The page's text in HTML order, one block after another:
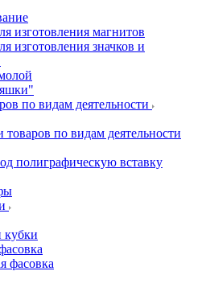
изготовления магнитов
изготовления значков и
по видам деятельности
по видам деятельности
полиграфическую вставку
кубки
фасовка